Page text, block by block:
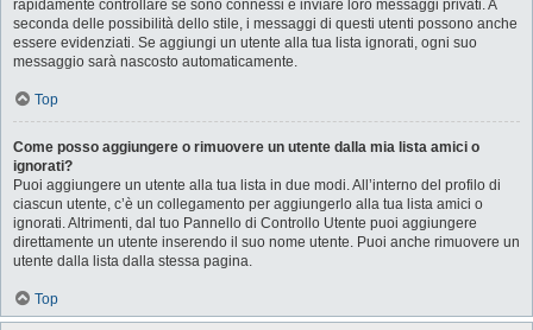
rapidamente controllare se sono connessi e inviare loro messaggi privati. A
seconda delle possibilità dello stile, i messaggi di questi utenti possono anche
essere evidenziati. Se aggiungi un utente alla tua lista ignorati, ogni suo
messaggio sarà nascosto automaticamente.
Top
Come posso aggiungere o rimuovere un utente dalla mia lista amici o
ignorati?
Puoi aggiungere un utente alla tua lista in due modi. All’interno del profilo di
ciascun utente, c’è un collegamento per aggiungerlo alla tua lista amici o
ignorati. Altrimenti, dal tuo Pannello di Controllo Utente puoi aggiungere
direttamente un utente inserendo il suo nome utente. Puoi anche rimuovere un
utente dalla lista dalla stessa pagina.
Top